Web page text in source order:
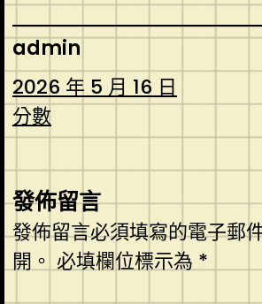
admin
2026 年 5 月 16 日
分數
發佈留言
發佈留言必須填寫的電子郵
開。 必填欄位標示為 *